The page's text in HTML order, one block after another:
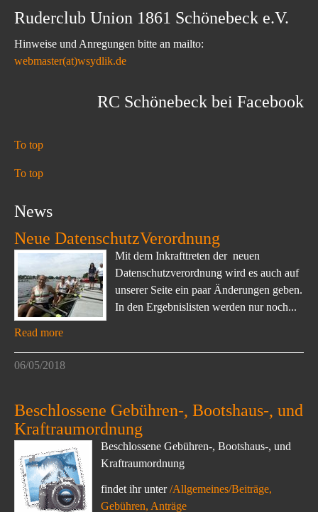
Ruderclub Union 1861 Schönebeck e.V.
Hinweise und Anregungen bitte an mailto:
webmaster(at)wsydlik.de
RC Schönebeck bei Facebook
To top
To top
News
Neue DatenschutzVerordnung
Mit dem Inkrafttreten der neuen
Datenschutzverordnung wird es auch auf
unserer Seite ein paar Änderungen geben.
In den Ergebnislisten werden nur noch...
Read more
06/05/2018
Beschlossene Gebühren-, Bootshaus-, und
Kraftraumordnung
Beschlossene Gebühren-, Bootshaus-, und
Kraftraumordnung
findet ihr unter/Allgemeines/Beiträge,
Gebühren, Anträge